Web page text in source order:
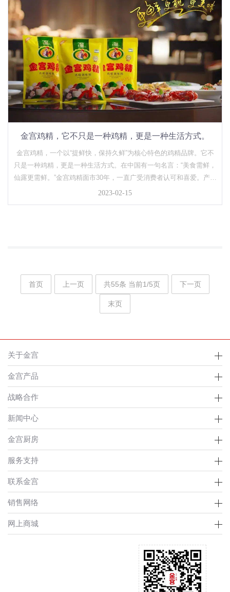
金宫鸡精，它不只是一种鸡精，更是一种生活方式。
金宫鸡精，一个以“提鲜快，保持久鲜”为核心特色的鸡精品牌。它不
只是一种鸡精，更是一种生活方式。在中国有一句名言：“美食需鲜，
仙露更需鲜。”金宫鸡精面市30年，一直广受消费者认可和喜爱。产品
在口感、提鲜技术、品质上不断精益求精。产品获得三项国家专利，
2023-02-15
首页 上一页 共55条 当前1/5页 下一页
末页
关于金宫
金宫产品
战略合作
新闻中心
金宫厨房
服务支持
联系金宫
销售网络
网上商城